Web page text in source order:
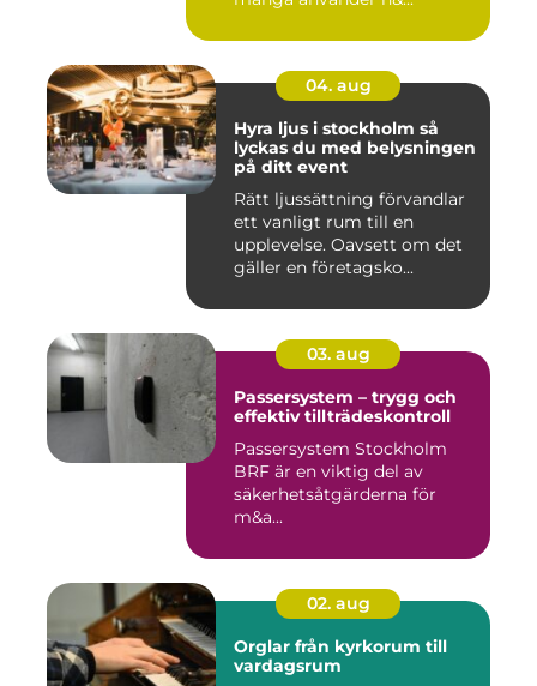
04. aug
Hyra ljus i stockholm så
lyckas du med belysningen
på ditt event
Rätt ljussättning förvandlar
ett vanligt rum till en
upplevelse. Oavsett om det
gäller en företagsko...
03. aug
Passersystem – trygg och
effektiv tillträdeskontroll
Passersystem Stockholm
BRF är en viktig del av
säkerhetsåtgärderna för
m&a...
02. aug
Orglar från kyrkorum till
vardagsrum